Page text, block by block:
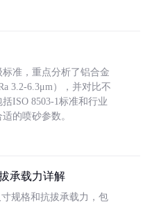
准，重点分析了铝合金
3.2-6.3μm），并对比不
ISO 8503-1标准和行业
的喷砂参数。
承载力详解
规格和抗拔承载力，包